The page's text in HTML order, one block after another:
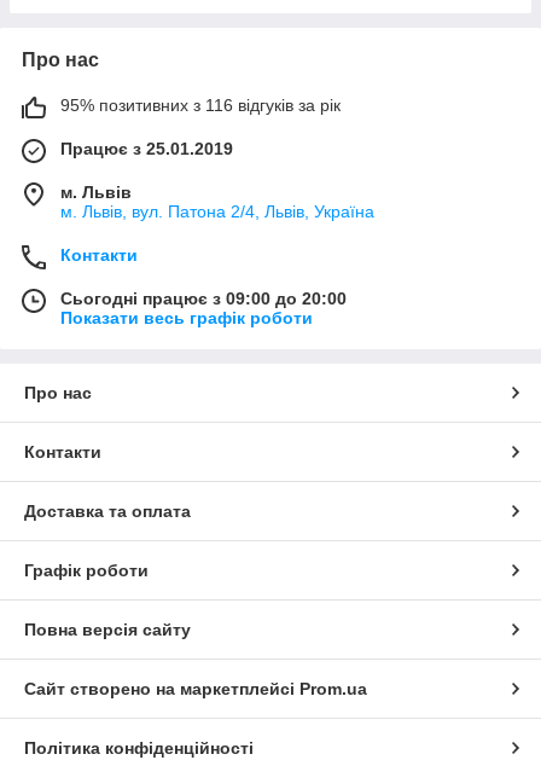
Про нас
95% позитивних з 116 відгуків за рік
Працює з 25.01.2019
м. Львів
м. Львів, вул. Патона 2/4, Львів, Україна
Контакти
Сьогодні працює з 09:00 до 20:00
Показати весь графік роботи
Про нас
Контакти
Доставка та оплата
Графік роботи
Повна версія сайту
Сайт створено на маркетплейсі Prom.ua
Політика конфіденційності